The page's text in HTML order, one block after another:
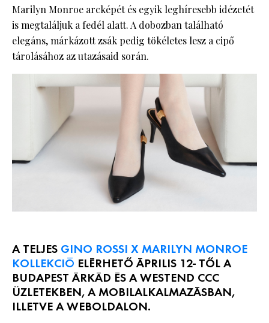
Marilyn Monroe arcképét és egyik leghíresebb idézetét
is megtaláljuk a fedél alatt. A dobozban található
elegáns, márkázott zsák pedig tökéletes lesz a cipő
tárolásához az utazásaid során.
A TELJES GINO ROSSI X MARILYN MONROE
KOLLEKCIÓ ELÉRHETŐ ÁPRILIS 12- TŐL A
BUDAPEST ÁRKÁD ÉS A WESTEND CCC
ÜZLETEKBEN, A MOBILALKALMAZÁSBAN,
ILLETVE A WEBOLDALON.